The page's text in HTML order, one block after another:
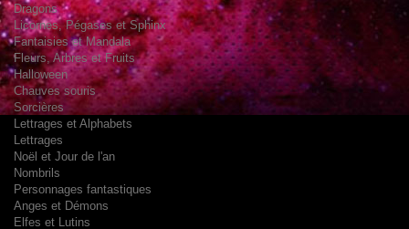
Dragons
Licornes, Pégases et Sphinx
Fantaisies et Mandala
Fleurs, Arbres et Fruits
Halloween
Chauves souris
Sorcières
Lettrages et Alphabets
Lettrages
Noël et Jour de l'an
Nombrils
Personnages fantastiques
Anges et Démons
Elfes et Lutins